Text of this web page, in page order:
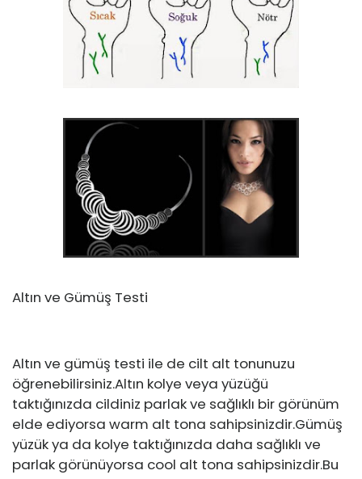
Altın ve Gümüş Testi
Altın ve gümüş testi ile de cilt alt tonunuzu
öğrenebilirsiniz.Altın kolye veya yüzüğü
taktığınızda cildiniz parlak ve sağlıklı bir görünüm
elde ediyorsa warm alt tona sahipsinizdir.Gümüş
yüzük ya da kolye taktığınızda daha sağlıklı ve
parlak görünüyorsa cool alt tona sahipsinizdir.Bu